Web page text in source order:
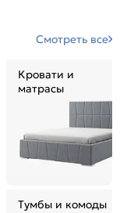
Смотреть все
Кровати и
матрасы
Тумбы и комоды